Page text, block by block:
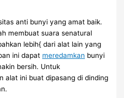
anti bunyi yang amat baik.
membuat suara senatural
lebih{ dari alat lain yang
ini dapat meredamkan bunyi
bersih. Untuk
alat ini buat dipasang di dinding